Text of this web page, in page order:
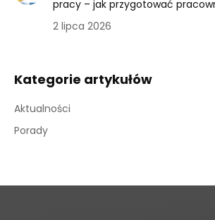
pracy – jak przygotować
2 lipca 2026
Kategorie artykułów
Aktualności
Porady